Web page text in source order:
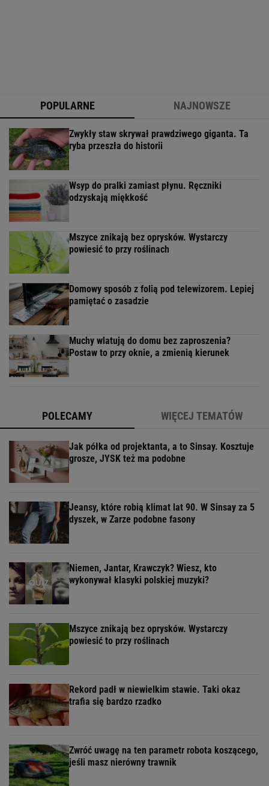
POPULARNE NAJNOWSZE
Zwykły staw skrywał prawdziwego giganta. Ta
ryba przeszła do historii
Wsyp do pralki zamiast płynu. Ręczniki
odzyskają miękkość
Mszyce znikają bez oprysków. Wystarczy
powiesić to przy roślinach
Domowy sposób z folią pod telewizorem. Lepiej
pamiętać o zasadzie
Muchy wlatują do domu bez zaproszenia?
Postaw to przy oknie, a zmienią kierunek
POLECAMY WIĘCEJ TEMATÓW
Jak półka od projektanta, a to Sinsay. Kosztuje
grosze, JYSK też ma podobne
Jeansy, które robią klimat lat 90. W Sinsay za 5
dyszek, w Zarze podobne fasony
Niemen, Jantar, Krawczyk? Wiesz, kto
wykonywał klasyki polskiej muzyki?
Mszyce znikają bez oprysków. Wystarczy
powiesić to przy roślinach
Rekord padł w niewielkim stawie. Taki okaz
trafia się bardzo rzadko
Zwróć uwagę na ten parametr robota koszącego,
jeśli masz nierówny trawnik